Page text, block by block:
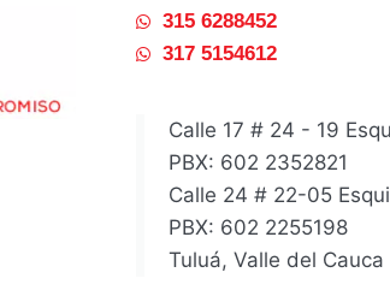
315 6288452
317 5154612
Calle 17 # 24 - 19
PBX: 602 2352821
Calle 24 # 22-05
PBX: 602 2255198
Tuluá, Valle del Cauca